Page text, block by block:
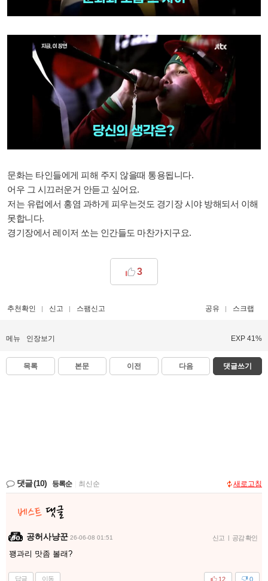
문화는 타인들에게 피해 주지 않을때 통용됩니다.
어우 그 시끄러운거 안듣고 싶어요.
저는 유럽에서 홍염 과하게 피우는것도 경기장 시야 방해되서 이해
못합니다.
경기장에서 레이저 쏘는 인간들도 마찬가지구요.
3
추천확인 신고 스팸신고 공유 스크랩
메뉴 인장보기 EXP 41%
목록 본문 이전 다음 댓글쓰기
댓글(10) 등록순 최신순 새로고침
공허사냥꾼 26-06-08 01:51 신고 | 공감 확인
꽹과리 맛좀 볼래?
답글 이동 0
12